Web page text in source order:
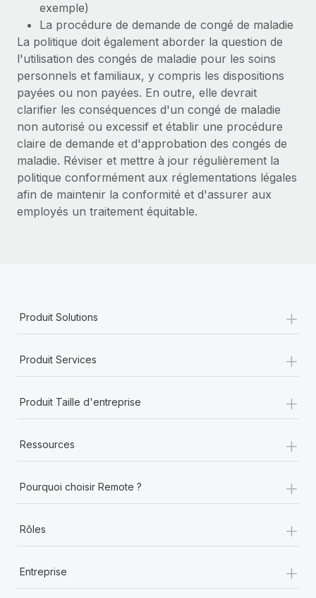
exemple)
La procédure de demande de congé de maladie
La politique doit également aborder la question de
l'utilisation des congés de maladie pour les soins
personnels et familiaux, y compris les dispositions
payées ou non payées. En outre, elle devrait
clarifier les conséquences d'un congé de maladie
non autorisé ou excessif et établir une procédure
claire de demande et d'approbation des congés de
maladie. Réviser et mettre à jour régulièrement la
politique conformément aux réglementations légales
afin de maintenir la conformité et d'assurer aux
employés un traitement équitable.
Produit Solutions +
Produit Services +
Produit Taille d'entreprise +
Ressources +
Pourquoi choisir Remote ? +
Rôles +
Entreprise +